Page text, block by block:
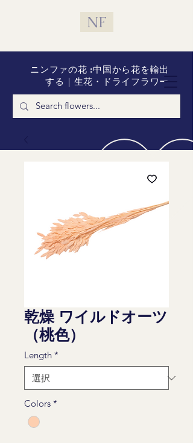
ニンファの花 :中国から花を輸出
する｜生花・ドライフラワー
NF
乾燥 ワイルドオーツ
（桃色）
Length *
Colors *